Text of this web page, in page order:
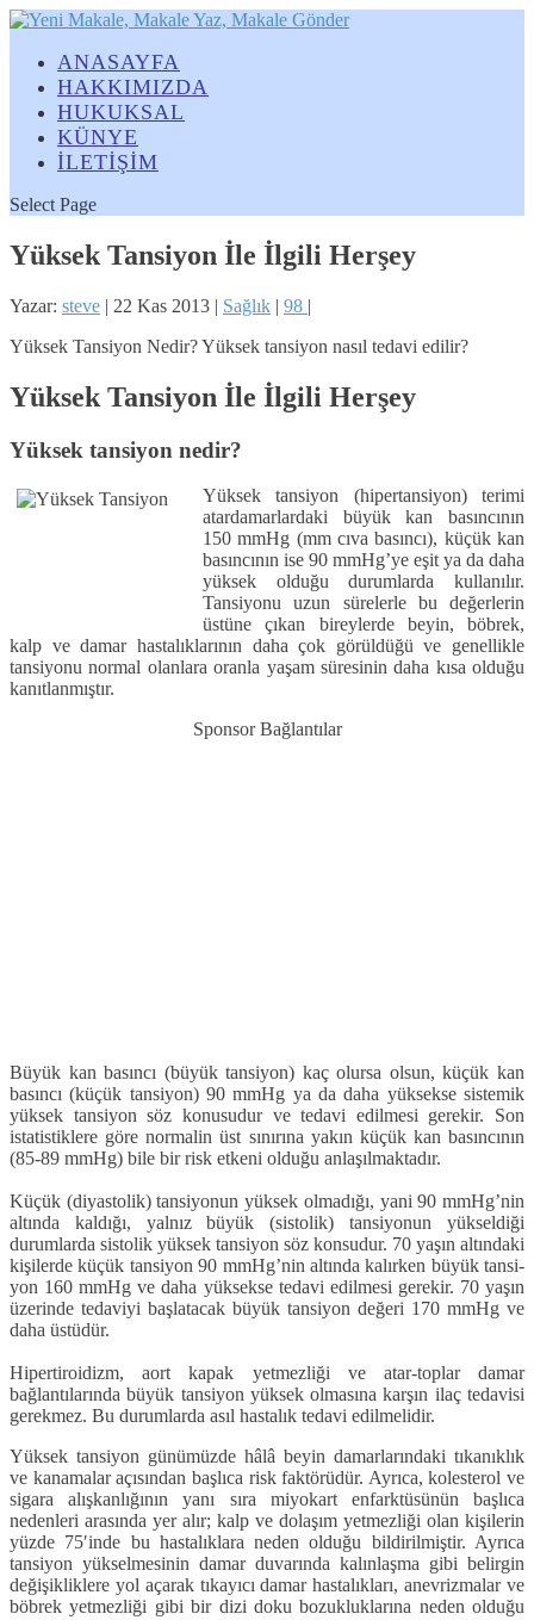
ANASAYFA
HAKKIMIZDA
HUKUKSAL
KÜNYE
İLETİŞİM
Select Page
Yüksek Tansiyon İle İlgili Herşey
Yazar: steve | 22 Kas 2013 | Sağlık | 98 |
Yüksek Tansiyon Nedir? Yüksek tansiyon nasıl tedavi edilir?
Yüksek Tansiyon İle İlgili Herşey
Yüksek tansiyon nedir?
Yüksek tansiyon (hipertansiyon) te­rimi
atardamarlardaki büyük kan basın­cının
150 mmHg (mm cıva basıncı), küçük kan
basıncının ise 90 mmHg’ye eşit ya da daha
yüksek olduğu durum­larda kullanılır.
Tansiyonu uzun süre­lerle bu değerlerin
üstüne çıkan birey­lerde beyin, böbrek,
kalp ve damar has­talıklarının daha çok görüldüğü ve ge­nellikle
tansiyonu normal olanlara oranla yaşam süresinin daha kısa oldu­ğu
kanıtlanmıştır.
Sponsor Bağlantılar
Büyük kan basıncı (büyük tansiyon) kaç olursa olsun, küçük kan
basıncı (küçük tansiyon) 90 mmHg ya da daha yüksekse sistemik
yüksek tansiyon söz konusudur ve tedavi edilmesi gerekir. Son
istatistiklere göre normalin üst sını­rına yakın küçük kan basıncının
(85-89 mmHg) bile bir risk etkeni olduğu anla­şılmaktadır.
Küçük (diyastolik) tansiyonun yük­sek olmadığı, yani 90 mmHg’nin
altın­da kaldığı, yalnız büyük (sistolik) tansi­yonun yükseldiği
durumlarda sistolik yüksek tansiyon söz konsudur. 70 yaşın altındaki
kişilerde küçük tansiyon 90 mmHg’nin altında kalırken büyük tansi­
yon 160 mmHg ve daha yüksekse teda­vi edilmesi gerekir. 70 yaşın
üzerinde tedaviyi başlatacak büyük tansiyon de­ğeri 170 mmHg ve
daha üstüdür.
Hipertiroidizm, aort kapak yetmez­liği ve atar-toplar damar
bağlantılarında büyük tansiyon yüksek olmasına karşın ilaç tedavisi
gerekmez. Bu durumlarda asıl hastalık tedavi edilmelidir.
Yüksek tansiyon günümüzde hâlâ beyin damarlarındaki tıkanıklık
ve ka­namalar açısından başlıca risk faktörü­dür. Ayrıca, kolesterol ve
sigara alışkanlığının yanı sıra miyokart enfarktü­sünün başlıca
nedenleri arasında yer alır; kalp ve dolaşım yetmezliği olan ki­şilerin
yüzde 75′inde bu hastalıklara ne­den olduğu bildirilmiştir. Ayrıca
tansi­yon yükselmesinin damar duvarında ka­lınlaşma gibi belirgin
değişikliklere yol açarak tıkayıcı damar hastalıkları, anev­rizmalar ve
böbrek yetmezliği gibi bir dizi doku bozukluklarına neden olduğu